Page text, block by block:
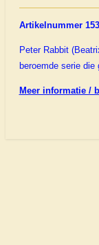
Artikelnummer
Peter Rabbit
beroemde serie
Meer informatie /